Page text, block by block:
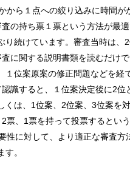
から１点への絞り込みに時間が
の持ち票１票という方法が最
り続けています。審査当時は、
に関する説明書類を読むだけ
１位案原案の修正問題などを経
識すると、１位案決定後に2位
くは、1位案、2位案、3位案を
票、1票を持って投票するとい
性に対して、より適正な審査方
。